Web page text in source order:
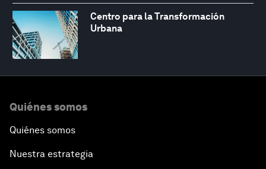
Centro para la Transformación
Urbana
Quiénes somos
Quiénes somos
Nuestra estrategia